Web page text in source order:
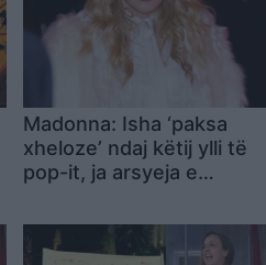
Madonna: Isha ‘paksa
xheloze’ ndaj këtij ylli të
pop-it, ja arsyeja e